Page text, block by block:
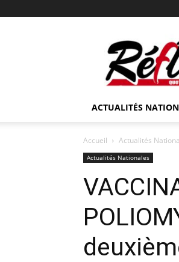
ACTUALITÉS
Accueil Actualités
Actualités Nationales